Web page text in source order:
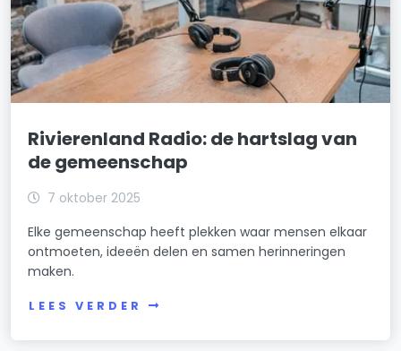
Rivierenland Radio: de hartslag van
de gemeenschap
7 oktober 2025
Elke gemeenschap heeft plekken waar mensen elkaar
ontmoeten, ideeën delen en samen herinneringen
maken.
LEES VERDER